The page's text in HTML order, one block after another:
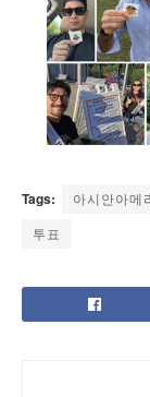
Tags: 아시안아메
투표